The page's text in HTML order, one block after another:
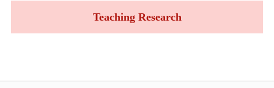
Teaching Research